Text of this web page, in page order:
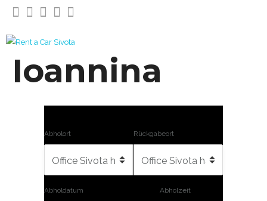
Ioannina
Abholort Rückgabeort
Abholdatum Abholzeit